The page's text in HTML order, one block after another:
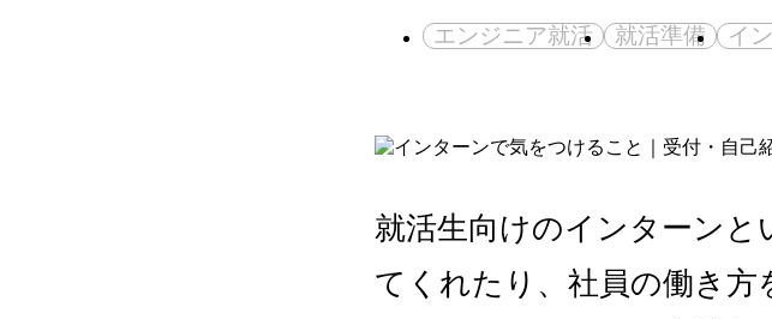
エンジニア就活 就活準備 イ
就活生向けのインターンと
てくれたり、社員の働き